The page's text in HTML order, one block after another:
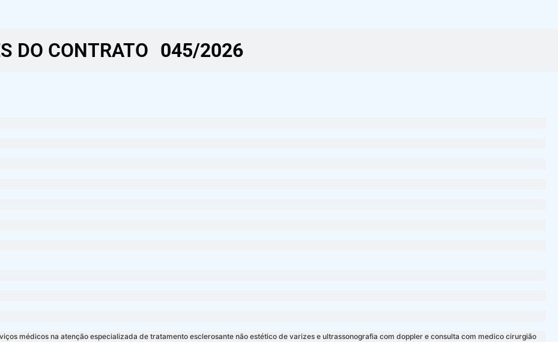
DO CONTRATO​ 045/2026
médicos na atenção especializada de tratamento esclerosante não estético de varizes e ultrassonografia com doppler e consulta com medico cirurgião